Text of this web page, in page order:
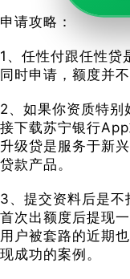
申请攻略：
1、任性付跟任性贷
同时申请，额度并
2、如果你资质特别
接下载苏宁银行
升级贷是服务于新
贷款产品。
3、提交资料后是不
首次出额度后提现
用户被套路的近期
现成功的案例。